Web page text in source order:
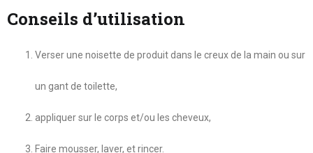
Conseils d’utilisation
Verser une noisette de produit dans le creux de la main ou sur
un gant de toilette,
appliquer sur le corps et/ou les cheveux,
Faire mousser, laver, et rincer.